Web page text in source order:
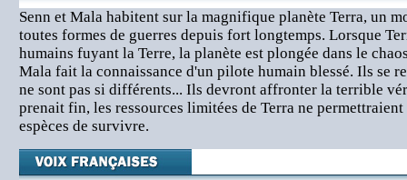
Senn et Mala habitent sur la magnifique planète Terra, un
toutes formes de guerres depuis fort longtemps. Lorsque
humains fuyant la Terre, la planète est plongée dans le
Mala fait la connaissance d'un pilote humain blessé. Ils se
ne sont pas si différents... Ils devront affronter la terrible
prenait fin, les ressources limitées de Terra ne permettraient
espèces de survivre.